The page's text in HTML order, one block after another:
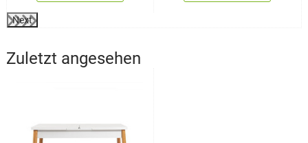
Next
Zuletzt angesehen